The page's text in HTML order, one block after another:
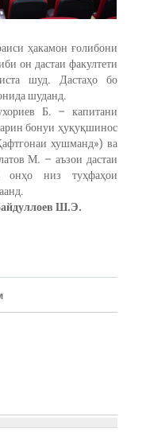
ҳакамон ғолибони
он дастаи факултети
шуд. Дастаҳо бо
шуданд.
Б. – капитани
бонуи ҳуқуқшинос
хушманд») ва
М. – аъзои дастаи
онҳо низ туҳфаҳои
Ш.Э.